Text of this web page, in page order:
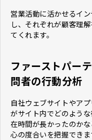
営業活動に活かせるイ
し、それぞれが顧客理
てくれます。
ファーストパー
問者の行動分析
自社ウェブサイトやア
がサイト内でどのよう
在時間が長かったのか
心の度合いを把握できま